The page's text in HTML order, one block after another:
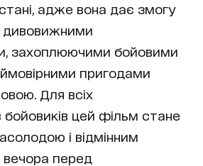
адже вона дає змогу
дивовижними
захоплюючими бойовими
пригодами
Для всіх
бойовиків цей фільм стане
і відмінним
вечора перед